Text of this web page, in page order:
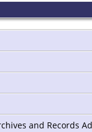
and Records